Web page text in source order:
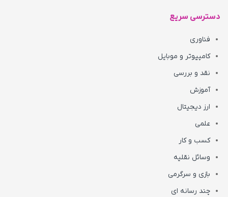
دسترسی سریع
فناوری
کامپیوتر و موبایل
نقد و بررسی
آموزش
ارز دیجیتال
علمی
کسب و کار
وسائل نقلیه
بازی و سرگرمی
چند رسانه ای